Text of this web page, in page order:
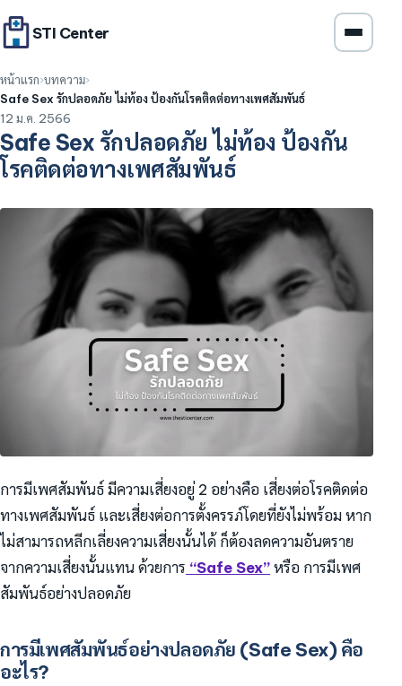
STI Center
หน้าแรก บทความ
Safe Sex รักปลอดภัย ไม่ท้อง ป้องกันโรคติดต่อทางเพศสัมพันธ์
12 ม.ค. 2566
Safe Sex รักปลอดภัย ไม่ท้อง ป้องกัน
โรคติดต่อทางเพศสัมพันธ์
การมีเพศสัมพันธ์ มีความเสี่ยงอยู่ 2 อย่างคือ เสี่ยงต่อโรคติดต่อ
ทางเพศสัมพันธ์ และเสี่ยงต่อการตั้งครรภ์โดยที่ยังไม่พร้อม หาก
ไม่สามารถหลีกเลี่ยงความเสี่ยงนั้นได้ ก็ต้องลดความอันตราย
จากความเสี่ยงนั้นแทน ด้วยการ “Safe Sex”หรือ การมีเพศ
สัมพันธ์อย่างปลอดภัย
การมีเพศสัมพันธ์อย่างปลอดภัย (Safe Sex) คือ
อะไร?